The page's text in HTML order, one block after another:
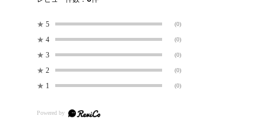
★ 5 (0)
★ 4 (0)
★ 3 (0)
★ 2 (0)
★ 1 (0)